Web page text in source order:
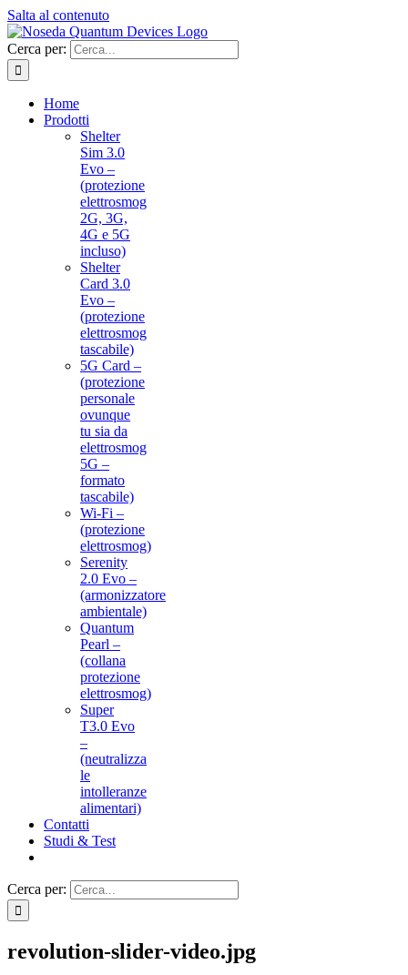
Salta al contenuto
Cerca per:
Home
Prodotti
Shelter
Sim 3.0
Evo –
(protezione
elettrosmog
2G, 3G,
4G e 5G
incluso)
Shelter
Card 3.0
Evo –
(protezione
elettrosmog
tascabile)
5G Card –
(protezione
personale
ovunque
tu sia da
elettrosmog
5G –
formato
tascabile)
Wi-Fi –
(protezione
elettrosmog)
Serenity
2.0 Evo –
(armonizzatore
ambientale)
Quantum
Pearl –
(collana
protezione
elettrosmog)
Super
T3.0 Evo
–
(neutralizza
le
intolleranze
alimentari)
Contatti
Studi & Test
Cerca per:
revolution-slider-video.jpg